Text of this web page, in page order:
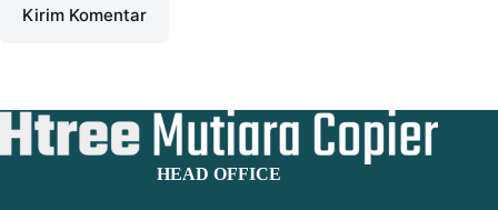
Kirim Komentar
HEAD OFFICE